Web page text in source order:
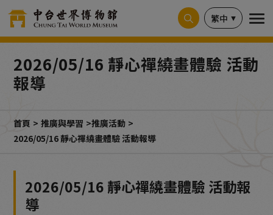
繁中
2026/05/16 靜心禪繞畫體驗 活動
報導
首頁 推廣與學習
推廣活動
2026/05/16 靜心禪繞畫體驗 活動報導
2026/05/16 靜心禪繞畫體驗 活動報
導
Cookie管理面板